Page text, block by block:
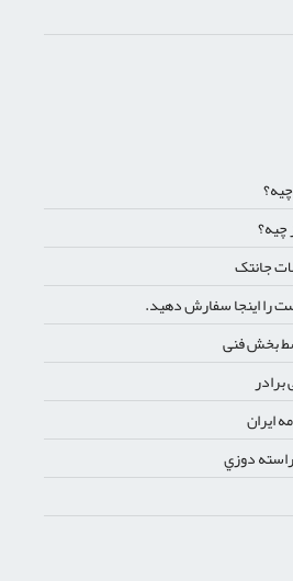
جانتک
را اینجا سفارش دهید.
بخش فنی
ایران
دوزي